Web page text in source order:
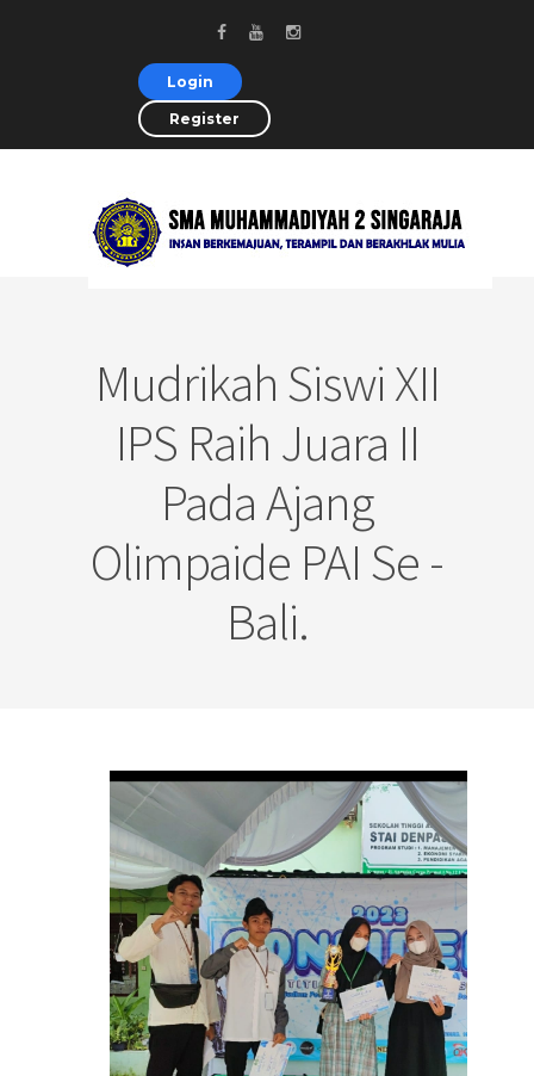
Login
Register
Mudrikah Siswi XII
IPS Raih Juara II
Pada Ajang
Olimpaide PAI Se -
Bali.